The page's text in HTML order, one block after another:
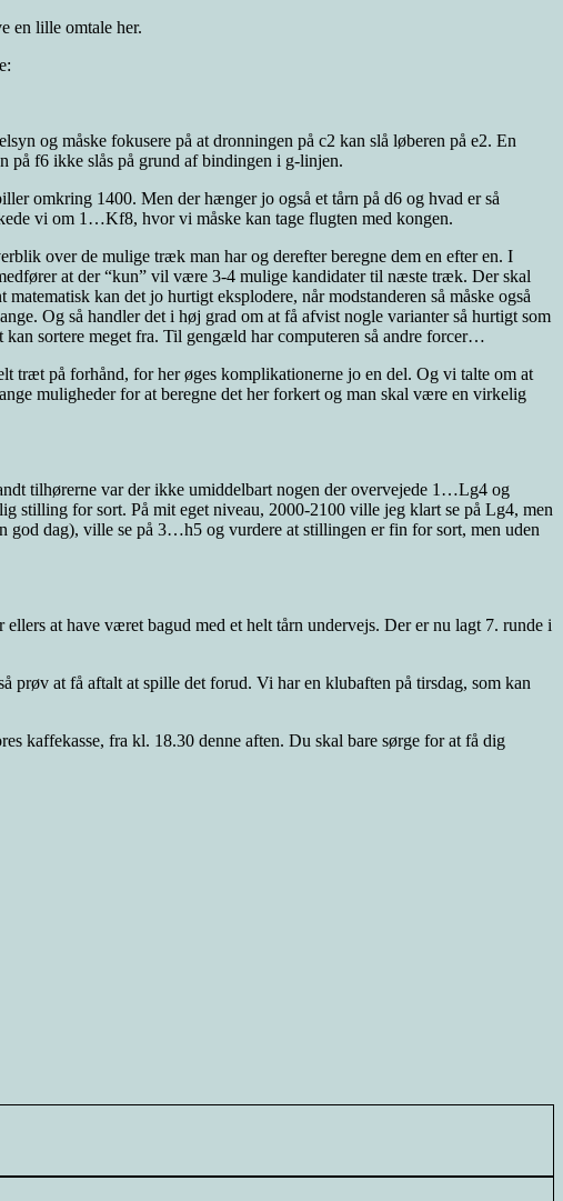
en lille omtale her.
og måske fokusere på at dronningen på c2 kan slå løberen på e2. En
på f6 ikke slås på grund af bindingen i g-linjen.
omkring 1400. Men der hænger jo også et tårn på d6 og hvad er så
vi om 1…Kf8, hvor vi måske kan tage flugten med kongen.
over de mulige træk man har og derefter beregne dem en efter en. I
at der “kun” vil være 3-4 mulige kandidater til næste træk. Der skal
kan det jo hurtigt eksplodere, når modstanderen så måske også
Og så handler det i høj grad om at få afvist nogle varianter så hurtigt som
sortere meget fra. Til gengæld har computeren så andre forcer…
på forhånd, for her øges komplikationerne jo en del. Og vi talte om at
muligheder for at beregne det her forkert og man skal være en virkelig
tilhørerne var der ikke umiddelbart nogen der overvejede 1…Lg4 og
stilling for sort. På mit eget niveau, 2000-2100 ville jeg klart se på Lg4, men
dag), ville se på 3…h5 og vurdere at stillingen er fin for sort, men uden
at have været bagud med et helt tårn undervejs. Der er nu lagt 7. runde i
prøv at få aftalt at spille det forud. Vi har en klubaften på tirsdag, som kan
kaffekasse, fra kl. 18.30 denne aften. Du skal bare sørge for at få dig